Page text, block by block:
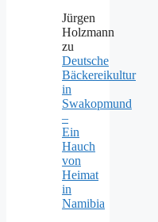
Jürgen
Holzmann
zu
Deutsche
Bäckereikultur
in
Swakopmund
–
Ein
Hauch
von
Heimat
in
Namibia